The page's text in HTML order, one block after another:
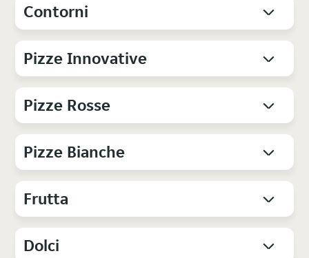
Contorni
Pizze Innovative
Pizze Rosse
Pizze Bianche
Frutta
Dolci